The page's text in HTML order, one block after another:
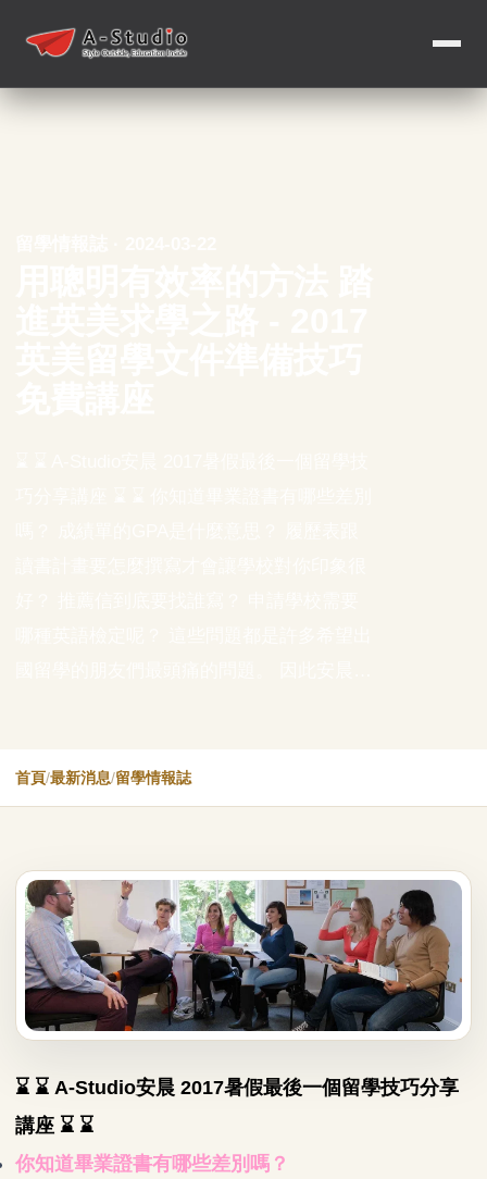
首頁/最新消息/留學情報誌
⌛ ⌛ A-Studio安晨 2017暑假最後一個留學技巧分享
講座 ⌛ ⌛
你知道畢業證書有哪些差別嗎？